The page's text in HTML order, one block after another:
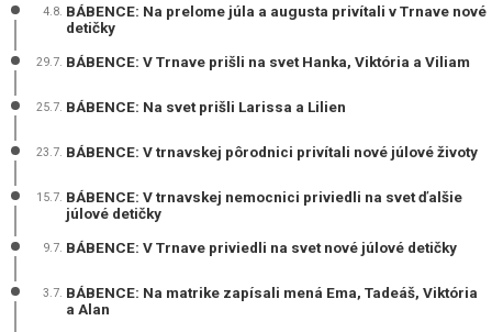
4.8. BÁBENCE: Na prelome júla a augusta privítali v Trnave nové
detičky
29.7. BÁBENCE: V Trnave prišli na svet Hanka, Viktória a Viliam
25.7. BÁBENCE: Na svet prišli Larissa a Lilien
23.7. BÁBENCE: V trnavskej pôrodnici privítali nové júlové životy
15.7. BÁBENCE: V trnavskej nemocnici priviedli na svet ďalšie
júlové detičky
9.7. BÁBENCE: V Trnave priviedli na svet nové júlové detičky
3.7. BÁBENCE: Na matrike zapísali mená Ema, Tadeáš, Viktória
a Alan